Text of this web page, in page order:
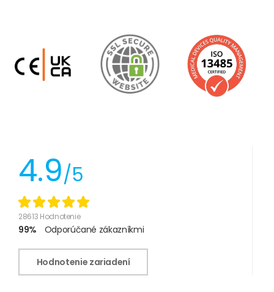
4.9/5
28613 Hodnotenie
99% Odporúčané zákazníkmi
Hodnotenie zariadení